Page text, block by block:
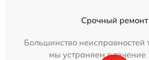
Срочный ремонт
Большинство неисправностей
мы устраняем в течение